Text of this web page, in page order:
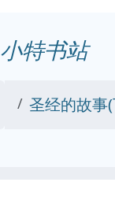
小特书站
圣经的故事